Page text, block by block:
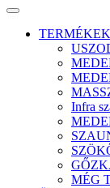
TERMÉKEK
Infra
MÉG